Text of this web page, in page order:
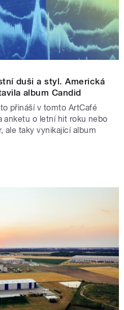
duši a styl. Americká
album Candid
přináší v tomto ArtCafé
anketu o letní hit roku nebo
ale taky vynikající album